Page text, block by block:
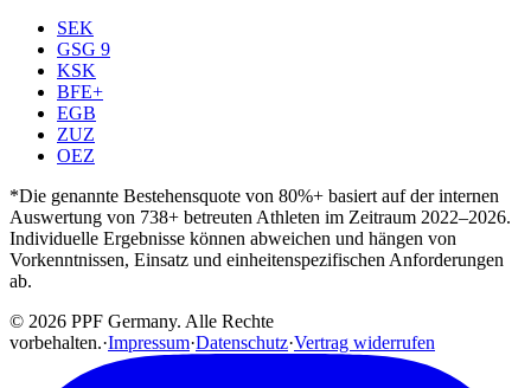
SEK
GSG 9
KSK
BFE+
EGB
ZUZ
OEZ
*Die genannte Bestehensquote von 80%+ basiert auf der internen
Auswertung von 738+ betreuten Athleten im Zeitraum 2022–2026.
Individuelle Ergebnisse können abweichen und hängen von
Vorkenntnissen, Einsatz und einheitenspezifischen Anforderungen
ab.
© 2026 PPF Germany. Alle Rechte
vorbehalten.·Impressum·Datenschutz·Vertrag widerrufen